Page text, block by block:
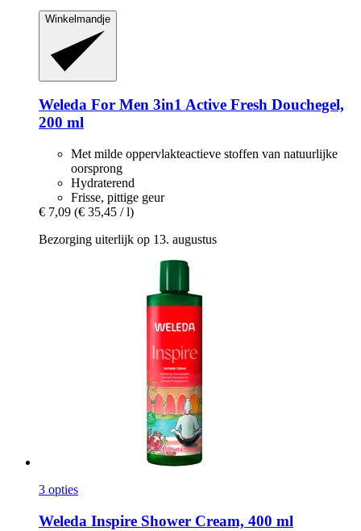
Winkelmandje
Weleda For Men 3in1 Active Fresh Douchegel,
200 ml
Met milde oppervlakteactieve stoffen van natuurlijke
oorsprong
Hydraterend
Frisse, pittige geur
€ 7,09 (€ 35,45 / l)
Bezorging uiterlijk op 13. augustus
3 opties
Weleda Inspire Shower Cream, 400 ml